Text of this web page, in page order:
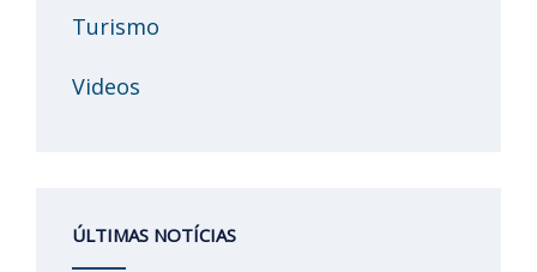
Turismo
Videos
ÚLTIMAS NOTÍCIAS